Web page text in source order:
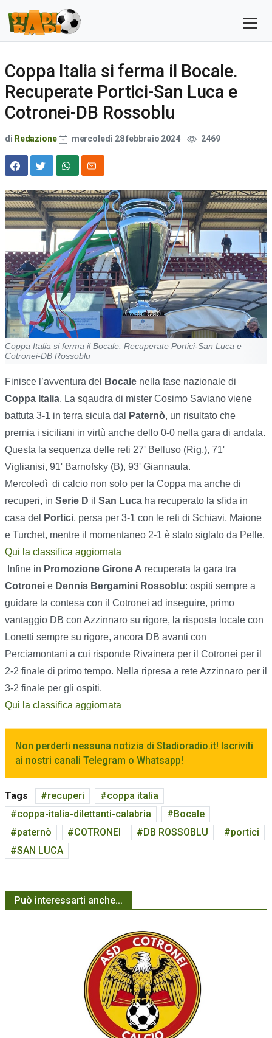
Coppa Italia si ferma il Bocale.
Recuperate Portici-San Luca e
Cotronei-DB Rossoblu
di Redazione mercoledì 28 febbraio 2024 2469
Coppa Italia si ferma il Bocale. Recuperate Portici-San Luca e
Cotronei-DB Rossoblu
Finisce l’avventura del Bocale nella fase nazionale di
Coppa Italia. La sqaudra di mister Cosimo Saviano viene
battuta 3-1 in terra sicula dal
Paternò, un risultato che
premia i siciliani in virtù anche dello 0-0 nella gara di andata.
Questa la sequenza delle reti 27' Belluso (Rig.), 71'
Viglianisi, 91' Barnofsky (B), 93' Giannaula.
Mercoledì di calcio non solo per la Coppa ma anche di
recuperi, in Serie D il San Luca ha recuperato la sfida in
casa del
Portici, persa per 3-1 con le reti di Schiavi, Maione
e Turchet, mentre il momentaneo 2-1 è stato siglato da Pelle.
Qui la classifica aggiornata
Infine in Promozione Girone A recuperata la gara tra
Cotronei e Dennis Bergamini Rossoblu: ospiti sempre a
guidare la contesa con il Cotronei ad inseguire, primo
vantaggio DB con Azzinnaro su rigore, la risposta locale con
Lonetti sempre su rigore, ancora DB avanti con
Perciamontani a cui risponde Rivainera per il Cotronei per il
2-2 finale di primo tempo. Nella ripresa a rete Azzinnaro per il
3-2 finale per gli ospiti.
Qui la classifica aggiornata
Non perderti nessuna notizia di Stadioradio.it! Iscriviti
ai nostri canali Telegram o Whatsapp!
Tags recuperi
coppa italia
coppa-italia-dilettanti-calabria
Bocale
paternò
COTRONEI DB ROSSOBLU
portici
SAN LUCA
Può interessarti anche...